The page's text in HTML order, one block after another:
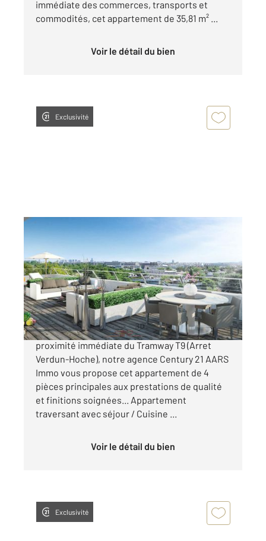
immédiate des commerces, transports et
commodités, cet appartement de 35,81 m² ...
Voir le détail du bien
Exclusivité
THIAIS 94
88,05 m , 4 pièces
Ref : 25355
Appartement F4 à vendre
489 000 €
THIAIS - Dans résidence de grand standing à
proximité immédiate du Tramway T9 (Arret
Verdun-Hoche), notre agence Century 21 AARS
Immo vous propose cet appartement de 4
pièces principales aux prestations de qualité
et finitions soignées... Appartement
traversant avec séjour / Cuisine ...
Voir le détail du bien
Exclusivité